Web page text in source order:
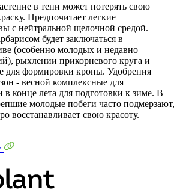
в тени может потерять свою
Предпочитает легкие
с нейтральной щелочной средой.
будет заключаться в
(особенно молодых и недавно
рыхлении прикорневого круга и
для формировки кроны. Удобрения
- весной комплексные для
в конце лета для подготовки к зиме. В
молодые побеги часто подмерзают,
восстанавливает свою красоту.